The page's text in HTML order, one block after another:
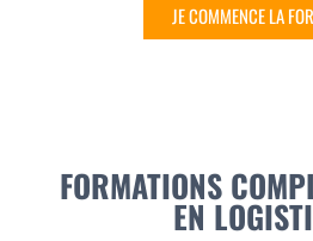
JE COMMENCE LA
FORMATIONS
EN